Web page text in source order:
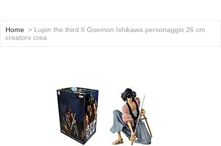
Home > Lupin the third II Goemon Ishikawa personaggio 26 cm
creatorx crea